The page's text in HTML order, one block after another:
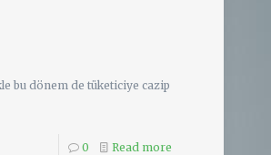
bu dönem de tüketiciye cazip
0 Read more